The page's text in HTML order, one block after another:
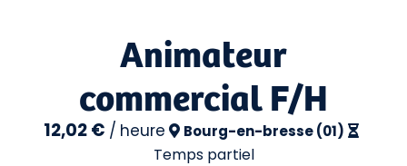
Animateur
commercial F/H
12,02 € / heure Bourg-en-bresse (01)
Temps partiel